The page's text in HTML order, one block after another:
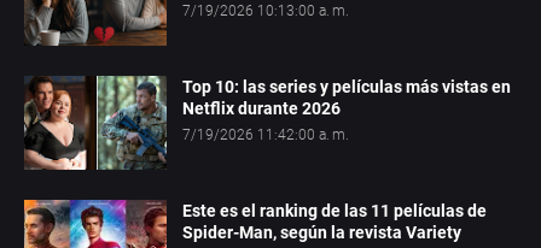
7/19/2026 10:13:00 a. m.
Top 10: las series y películas más vistas en
Netflix durante 2026
7/19/2026 11:42:00 a. m.
Este es el ranking de las 11 películas de
Spider-Man, según la revista Variety